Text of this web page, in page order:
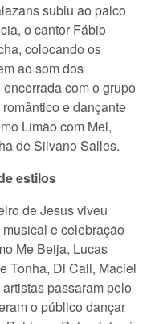
subiu ao palco
o cantor Fábio
colocando os
ao som dos
com o grupo
e dançante
Limão com Mel,
de Silvano Salles.
estilos
de Jesus viveu
e celebração
Me Beija, Lucas
Tonha, Di Cali, Maciel
passaram pelo
o público dançar